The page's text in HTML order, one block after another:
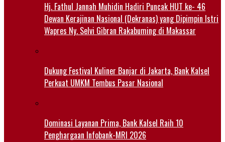
Hj. Fathul Jannah Muhidin Hadiri Puncak HUT ke- 46
Dewan Kerajinan Nasional (Dekranas) yang Dipimpin Istri
Wapres Ny. Selvi Gibran Rakabuming di Makassar
Dukung Festival Kuliner Banjar di Jakarta, Bank Kalsel
Perkuat UMKM Tembus Pasar Nasional
Dominasi Layanan Prima, Bank Kalsel Raih 10
Penghargaan Infobank-MRI 2026